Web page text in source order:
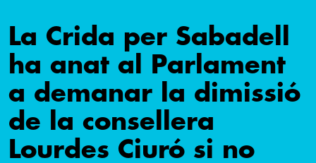
La Crida per Sabadell
ha anat al Parlament
a demanar la dimissió
de la consellera
Lourdes Ciuró si no